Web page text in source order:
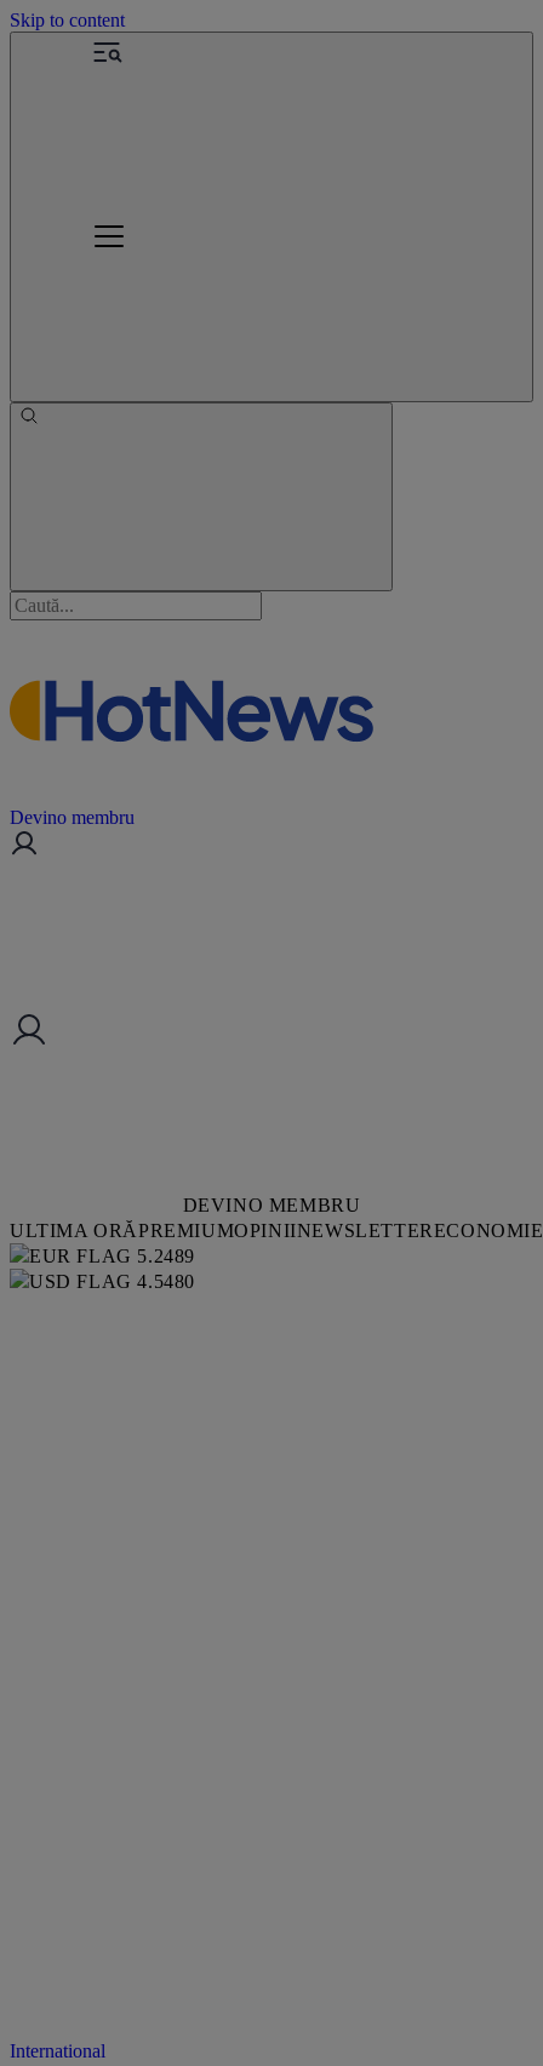
Skip to content
Devino membru
DEVINO MEMBRU
ULTIMA ORĂPREMIUMOPINIINEWSLETTERECONOMIE
5.2489
4.5480
International